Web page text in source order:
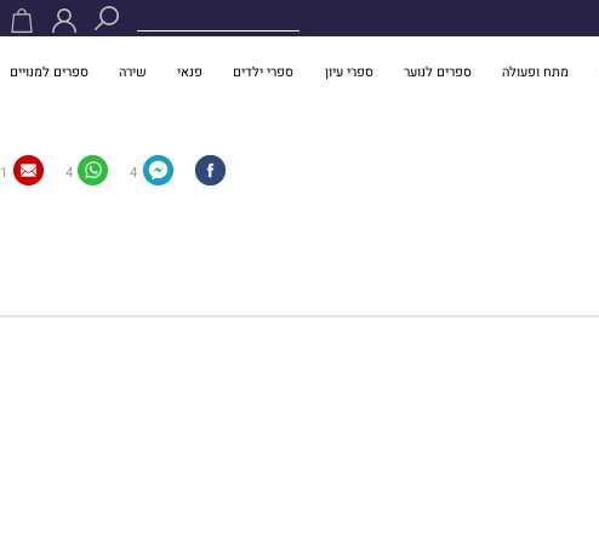
מתח ופעולה ספרים לנוער ספרי עיון ספרי ילדים פנאי שירה ספרים למנויים
4
4
1